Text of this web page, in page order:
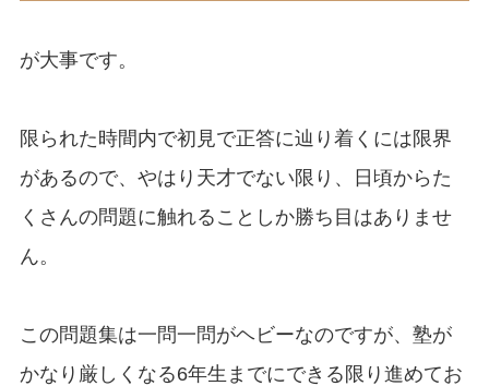
が大事です。
限られた時間内で初見で正答に辿り着くには限界
があるので、やはり天才でない限り、日頃からた
くさんの問題に触れることしか勝ち目はありませ
ん。
この問題集は一問一問がヘビーなのですが、塾が
かなり厳しくなる6年生までにできる限り進めてお